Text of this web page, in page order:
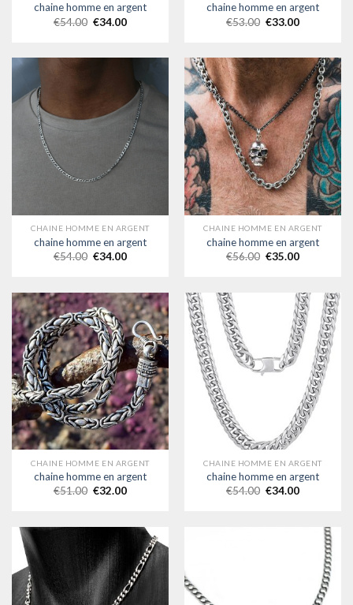
chaine homme en argent
€54.00 €34.00
chaine homme en argent
€53.00 €33.00
CHAINE HOMME EN ARGENT
chaine homme en argent
€54.00 €34.00
CHAINE HOMME EN ARGENT
chaine homme en argent
€56.00 €35.00
CHAINE HOMME EN ARGENT
chaine homme en argent
€51.00 €32.00
CHAINE HOMME EN ARGENT
chaine homme en argent
€54.00 €34.00